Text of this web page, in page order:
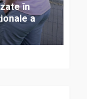
în
a